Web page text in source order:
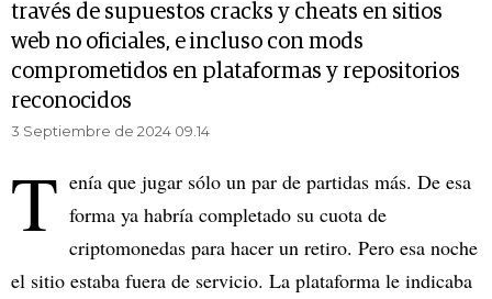
través de supuestos cracks y cheats en sitios
web no oficiales, e incluso con mods
comprometidos en plataformas y repositorios
reconocidos
3 Septiembre de 2024 09.14
T enía que jugar sólo un par de partidas más. De esa
forma ya habría completado su cuota de
criptomonedas para hacer un retiro. Pero esa noche
el sitio estaba fuera de servicio. La plataforma le indicaba